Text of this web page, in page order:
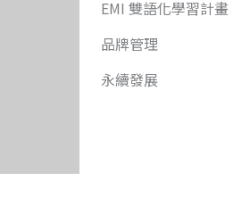
EMI 雙語化學習計畫
品牌管理
永續發展